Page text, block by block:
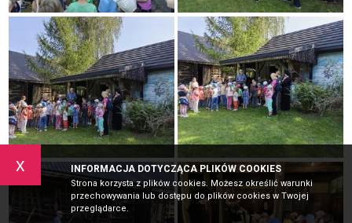
x INFORMACJA DOTYCZĄCA PLIKÓW COOKIES
Strona korzysta z plików cookies. Możesz określić warunki
przechowywania lub dostępu do plików cookies w Twojej
przeglądarce.